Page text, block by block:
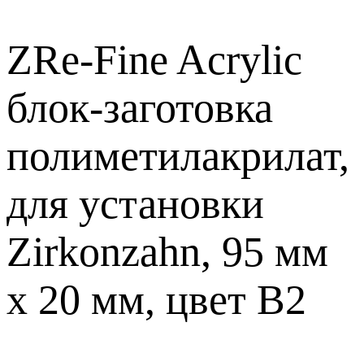
ZRe-Fine Acrylic
блок-заготовка
полиметилакрилат,
для установки
Zirkonzahn, 95 мм
x 20 мм, цвет B2